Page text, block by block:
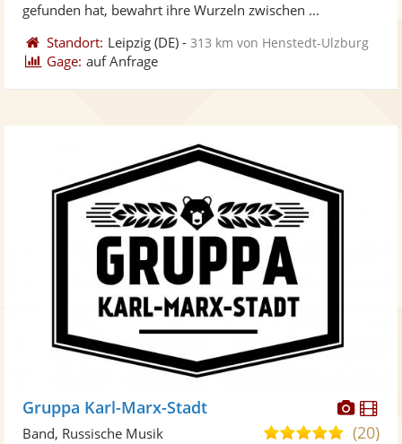
gefunden hat, bewahrt ihre Wurzeln zwischen ...
Standort: Leipzig (DE) -313 km von Henstedt-Ulzburg
Gage: auf Anfrage
Gruppa Karl-Marx-Stadt
5,0(20)
Band, Russische Musik